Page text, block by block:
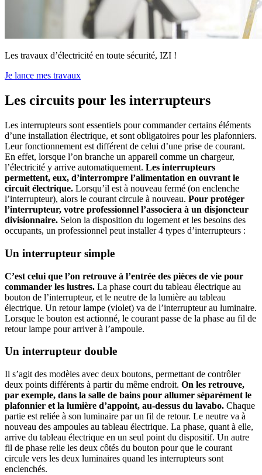
Les travaux d’électricité en toute sécurité, IZI !
Je lance mes travaux
Les circuits pour les interrupteurs
Les interrupteurs sont essentiels pour commander certains éléments
d’une installation électrique, et sont obligatoires pour les plafonniers.
Leur fonctionnement est différent de celui d’une prise de courant.
En effet, lorsque l’on branche un appareil comme un chargeur,
l’électricité y arrive automatiquement. Les interrupteurs
permettent, eux, d’interrompre l’alimentation en ouvrant le
circuit électrique. Lorsqu’il est à nouveau fermé (on enclenche
l’interrupteur), alors le courant circule à nouveau. Pour protéger
l’interrupteur, votre professionnel l’associera à un disjoncteur
divisionnaire. Selon la disposition du logement et les besoins des
occupants, un professionnel peut installer 4 types d’interrupteurs :
Un interrupteur simple
C’est celui que l’on retrouve à l’entrée des pièces de vie pour
commander les lustres. La phase court du tableau électrique au
bouton de l’interrupteur, et le neutre de la lumière au tableau
électrique. Un retour lampe (violet) va de l’interrupteur au luminaire.
Lorsque le bouton est actionné, le courant passe de la phase au fil de
retour lampe pour arriver à l’ampoule.
Un interrupteur double
Il s’agit des modèles avec deux boutons, permettant de contrôler
deux points différents à partir du même endroit. On les retrouve,
par exemple, dans la salle de bains pour allumer séparément le
plafonnier et la lumière d’appoint, au-dessus du lavabo. Chaque
partie est reliée à son luminaire par un fil de retour. Le neutre va à
nouveau des ampoules au tableau électrique. La phase, quant à elle,
arrive du tableau électrique en un seul point du dispositif. Un autre
fil de phase relie les deux côtés du bouton pour que le courant
circule vers les deux luminaires quand les interrupteurs sont
enclenchés.